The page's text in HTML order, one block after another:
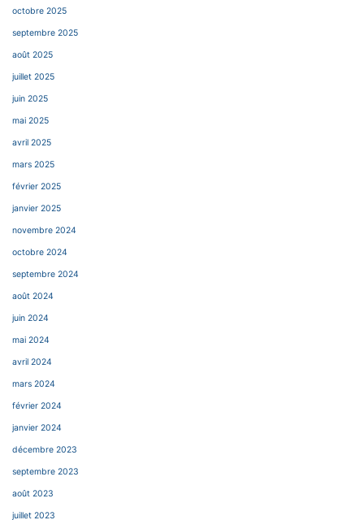
octobre 2025
septembre 2025
août 2025
juillet 2025
juin 2025
mai 2025
avril 2025
mars 2025
février 2025
janvier 2025
novembre 2024
octobre 2024
septembre 2024
août 2024
juin 2024
mai 2024
avril 2024
mars 2024
février 2024
janvier 2024
décembre 2023
septembre 2023
août 2023
juillet 2023